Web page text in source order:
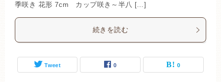
季咲き 花形 7cm カップ咲き～半八 […]
続きを読む
Tweet 0 0